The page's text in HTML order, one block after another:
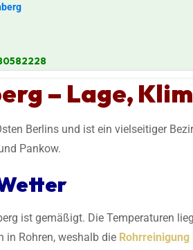
– Lage,
Berlins und ist ein vielseitiger
Pankow.
ist gemäßigt. Die Temperaturen
in Rohren, weshalb die